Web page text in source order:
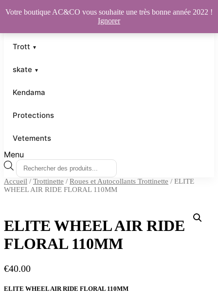
Trott
skate
Kendama
Protections
Vetements
Menu
Recherche
de
produits
Accueil / Trottinette / Roues et Autocollants Trottinette / ELITE
WHEEL AIR RIDE FLORAL 110MM
ELITE WHEEL AIR RIDE
FLORAL 110MM
€40.00
ELITE WHEEL AIR RIDE FLORAL 110MM
Votre boutique AC&CO vous souhaite une très bonne année 2022 !
Ignorer